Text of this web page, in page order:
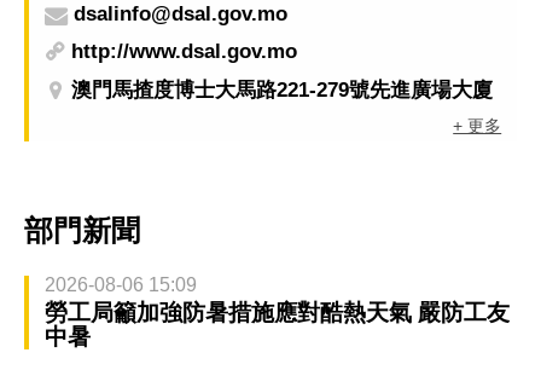
dsalinfo@dsal.gov.mo
http://www.dsal.gov.mo
澳門馬揸度博士大馬路221-279號先進廣場大廈
+ 更多
部門新聞
2026-08-06 15:09
勞工局籲加強防暑措施應對酷熱天氣 嚴防工友
中暑